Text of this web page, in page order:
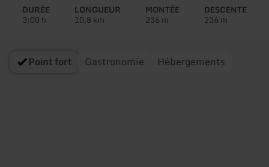
circuit:
DURÉE
3:00 h
LONGUEUR
10,8 km
MONTÉE
236 m
DESCENTE
236 m
Point fort Gastronomie Hébergements